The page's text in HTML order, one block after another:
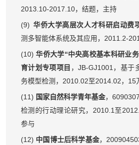
2013.10-2017.10，结题，主持
(9) 华侨大学高层次人才科研启动费
测多智能体系统及其应用， 2011.2-
(10)华侨大学“中央高校基本科研业
育计划专项项目 ，JB-GJ1001 ，基于
务模型检测， 2010.02至2014.02 ， 15
(11) 国家自然科学青年基金，
检测的行动理论研究， 2010.1 至
参与
(12) 中国博士后科学基金，